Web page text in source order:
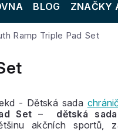
BLOG ZNAČKY
Ramp Triple Pad Set
- Dětská sada
Set – dětská
akčních sportů,